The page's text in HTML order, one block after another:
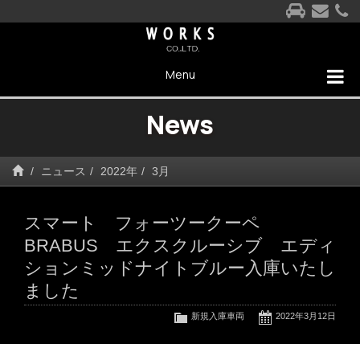
Menu
News
ニュース 2022年 3月
スマート フォーツークーペ
BRABUS エクスクルーシブ エディ
ションミッドナイトブルー入庫いたし
ました
2022年3月12日
新規入庫車両